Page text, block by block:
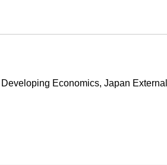
Economics, Japan